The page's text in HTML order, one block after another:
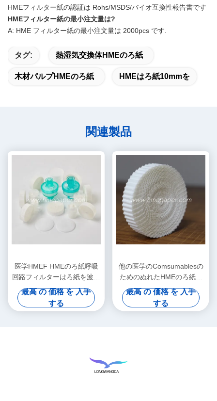
HMEフィルター紙の認証は Rohs/MSDS/バイオ互換性報告書です
HMEフィルター紙の最小注文量は?
A: HME フィルター紙の最小注文量は 2000pcs です.
タグ: 熱湿気交換体HMEのろ紙
木材パルプHMEのろ紙 HMEはろ紙10mmを
関連製品
医学HMEF HMEのろ紙呼吸
回路フィルターはろ紙を波形
を付けた
最高 の 価格 を 入手
する
他の医学のComsumablesの
ためのぬれたHMEのろ紙を
波形を付けなさい
最高 の 価格 を 入手
する